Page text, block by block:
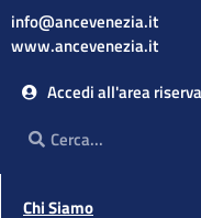
info@ancevenezia.it
www.ancevenezia.it
Accedi all'area
Cerca
Chi Siamo